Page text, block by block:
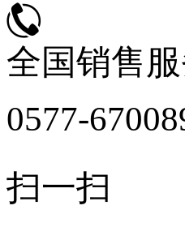
全国销售服
0577-
扫一扫